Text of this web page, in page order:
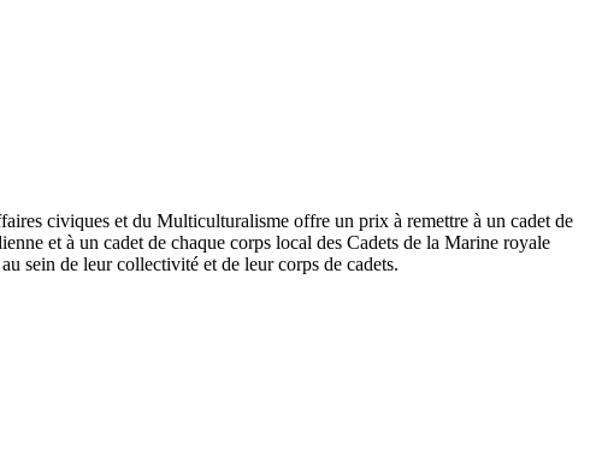
civiques et du Multiculturalisme offre un prix à remettre à un cadet de
et à un cadet de chaque corps local des Cadets de la Marine royale
sein de leur collectivité et de leur corps de cadets.